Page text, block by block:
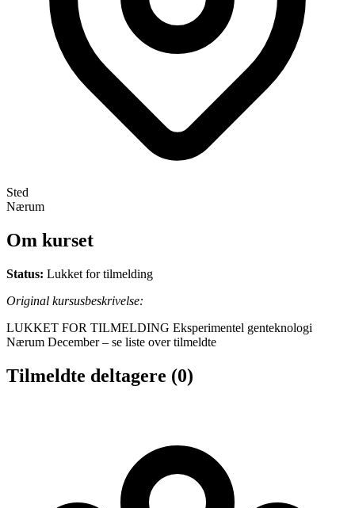
Sted
Nærum
Om kurset
Status: Lukket for tilmelding
Original kursusbeskrivelse:
LUKKET FOR TILMELDING Eksperimentel genteknologi
Nærum December – se liste over tilmeldte
Tilmeldte deltagere (0)